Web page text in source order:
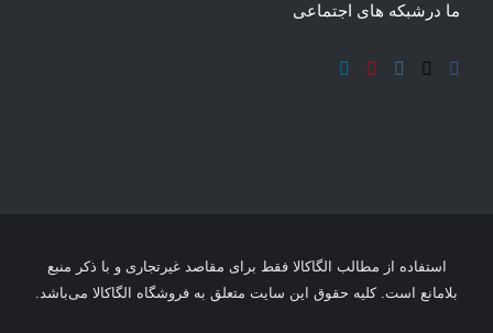
ما درشبکه های اجتماعی
استفاده از مطالب الگاکالا فقط برای مقاصد غیرتجاری و با ذکر منبع
بلامانع است. کلیه حقوق این سایت متعلق به فروشگاه الگاکالا می‌باشد.